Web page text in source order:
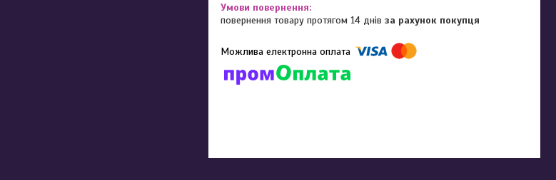
повернення товару протягом 14 днівза рахунок покупця